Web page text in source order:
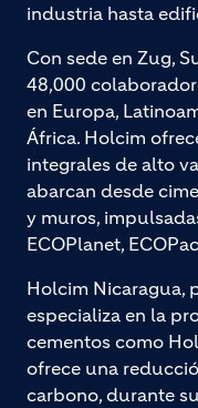
industria hasta
Con sede en Zug,
48,000
en Europa,
África. Holcim
integrales de alto
abarcan desde
y muros,
ECOPlanet,
Holcim Nicaragua,
especializa en la
cementos como
ofrece una
carbono, durante